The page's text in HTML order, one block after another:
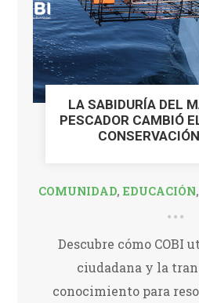
LA SABIDURÍA DEL
PESCADOR CAMBIÓ
COMUNIDAD, EDUCACIÓN,
Descubre cómo COBI
ciudadana y la
conocimiento para